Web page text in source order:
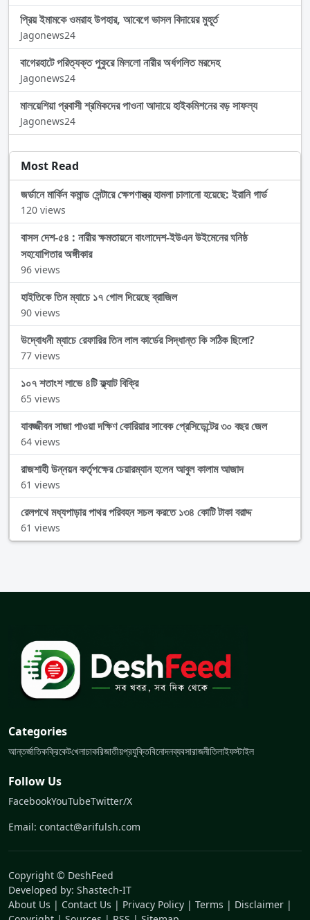
প্রিয় ইমামকে ওমরাহ উপহার, আবেগে ভাসল বিদায়ের মুহূর্ত
Jagonews24
বাগেরহাটে পরিত্যক্ত পুকুরে মিললো নারীর অর্ধগলিত মরদেহ
Jagonews24
মালয়েশিয়া প্রবাসী শ্রমিকদের পাওনা আদায়ে হাইকমিশনের বড় সাফল্য
Jagonews24
Most Read
জর্ডানে মার্কিন কমান্ড সেন্টারে ক্ষেপণাস্ত্র হামলা চালানো হয়েছে: ইরানি গার্ড
120 views
বাসস দেশ-৫৪ : নারীর ক্ষমতায়নে বাংলাদেশ-ইউএন উইমেনের ঘনিষ্ঠ
সহযোগিতার অঙ্গীকার
96 views
হাইতিকে তিন ম্যাচে ১৭ গোল দিয়েছে ব্রাজিল
90 views
উদ্বোধনী ম্যাচে রেফারির তিন লাল কার্ডের সিদ্ধান্ত কি সঠিক ছিলো?
77 views
১০৭ শতাংশ লাভে ৪টি ফ্ল্যাট বিক্রি
65 views
যাবজ্জীবন সাজা পাওয়া দক্ষিণ কোরিয়ার সাবেক প্রেসিডেন্টের ৩০ বছর জেল
64 views
রাজশাহী উন্নয়ন কর্তৃপক্ষের চেয়ারম্যান হলেন আবুল কালাম আজাদ
61 views
রেলপথে মধ্যপাড়ার পাথর পরিবহন সচল করতে ১৩৪ কোটি টাকা বরাদ্দ
61 views
Categories
আন্তর্জাতিকক্রিকেটখেলাচাকরিজাতীয়প্রযুক্তিবিনোদনব্যবসারাজনীতিলাইফস্টাইল
Follow Us
FacebookYouTubeTwitter/X
Email: contact@arifulsh.com
Copyright © DeshFeed
Developed by: Shastech-IT
About Us | Contact Us | Privacy Policy | Terms | Disclaimer |